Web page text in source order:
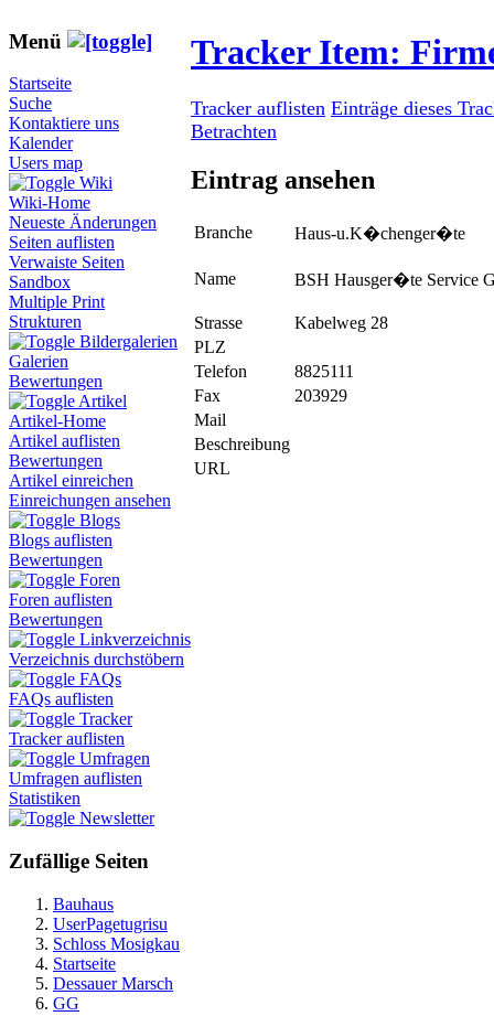
Menü
Startseite
Suche
Kontaktiere uns
Kalender
Users map
Wiki
Wiki-Home
Neueste Änderungen
Seiten auflisten
Verwaiste Seiten
Sandbox
Multiple Print
Strukturen
Bildergalerien
Galerien
Bewertungen
Artikel
Artikel-Home
Artikel auflisten
Bewertungen
Artikel einreichen
Einreichungen ansehen
Blogs
Blogs auflisten
Bewertungen
Foren
Foren auflisten
Bewertungen
Linkverzeichnis
Verzeichnis durchstöbern
FAQs
FAQs auflisten
Tracker
Tracker auflisten
Umfragen
Umfragen auflisten
Statistiken
Newsletter
Zufällige Seiten
Bauhaus
UserPagetugrisu
Schloss Mosigkau
Startseite
Dessauer Marsch
GG
Tracker Item:
Tracker auflisten Einträge dieses
Betrachten
Eintrag ansehen
Branche Haus-u.K�chenger�te
Name BSH Hausger�te Service
Strasse
Kabelweg 28
PLZ
Telefon
8825111
Fax
203929
Mail
Beschreibung
URL